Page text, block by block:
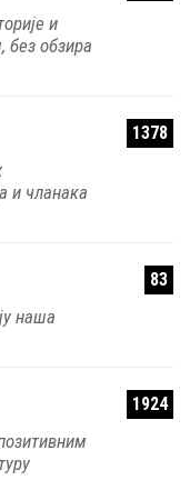
и
обзира
1378
чланака
83
наша
1924